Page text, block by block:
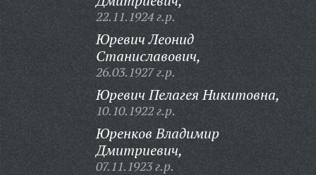
22.11.1924 г.р.
Юревич Леонид
Станиславович,
26.03.1927 г.р.
Юревич Пелагея Никитовна,
10.10.1922 г.р.
Юренков Владимир
Дмитриевич,
07.11.1923 г.р.